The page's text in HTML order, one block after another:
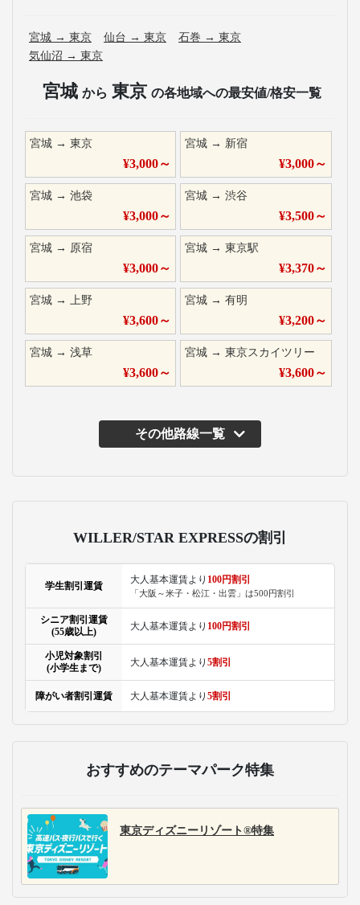
宮城 → 東京 仙台 → 東京 石巻 → 東京
気仙沼 → 東京
宮城 から 東京 の各地域への最安値/格安一覧
宮城 → 東京
¥3,000～
宮城 → 新宿
¥3,000～
宮城 → 池袋
¥3,000～
宮城 →渋谷
¥3,500～
宮城 → 原宿
¥3,000～
宮城 →東京駅
¥3,370～
宮城 → 上野
¥3,600～
宮城 →有明
¥3,200～
宮城 → 浅草
¥3,600～
宮城 →東京スカイツリー
¥3,600～
その他路線一覧
WILLER/STAR EXPRESSの割引
学生割引運賃
大人基本運賃より 100円割引
「大阪～米子・松江・出雲」は500円割引
シニア割引運賃
(55歳以上)
大人基本運賃より 100円割引
小児対象割引
(小学生まで)
大人基本運賃より 5割引
障がい者割引運賃 大人基本運賃より 5割引
おすすめのテーマパーク特集
東京ディズニーリゾート®特集